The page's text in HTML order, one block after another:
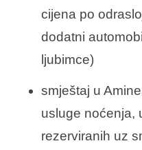
cijena po
dodatni
ljubimce)
smještaj u
usluge noćenja,
rezerviranih uz